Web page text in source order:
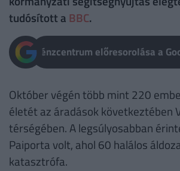
tudósított a BBC.
Pénzcentrum előresorolása a
Október végén több mint 220
életét az áradások következtében
térségében. A legsúlyosabban
Paiporta volt, ahol 60 halálos
katasztrófa.